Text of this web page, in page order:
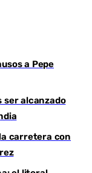
a Pepe
ser alcanzado
carretera con